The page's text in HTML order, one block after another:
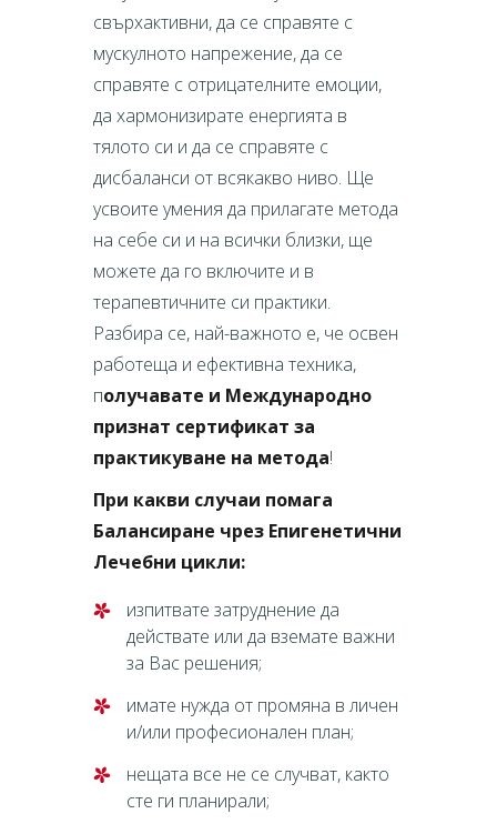
свърхактивни, да се справяте с
мускулното напрежение, да се
справяте с отрицатeлните емоции,
да хармонизирате енергията в
тялото си и да се справяте с
дисбаланси от всякакво ниво. Ще
усвоите умения да прилагате метода
на себе си и на всички близки, ще
можете да го включите и в
терапевтичните си практики.
Разбира се, най-важното е, че освен
работеща и ефективна техника,
получавате и Международно
признат сертификат за
практикуване на метода!
При какви случаи помага
Балансиране чрез Епигенетични
Лечебни цикли:
изпитвате затруднение да
действате или да вземате важни
за Вас решения;
имате нужда от промяна в личен
и/или професионален план;
нещата все не се случват, както
сте ги планирали;